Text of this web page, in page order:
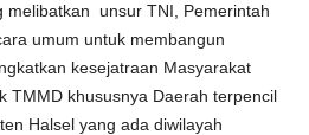
melibatkan unsur TNI, Pemerintah
umum untuk membangun
kesejatraan Masyarakat
TMMD khususnya Daerah terpencil
Halsel yang ada diwilayah